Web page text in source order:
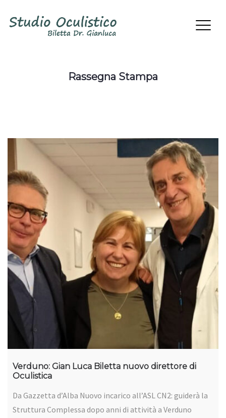
Rassegna Stampa
Verduno: Gian Luca Biletta nuovo direttore di
Oculistica
Da Gazzetta d’Alba Nuovo incarico all’ASL CN2: guiderà la
Struttura Complessa dopo anni di attività a Verduno